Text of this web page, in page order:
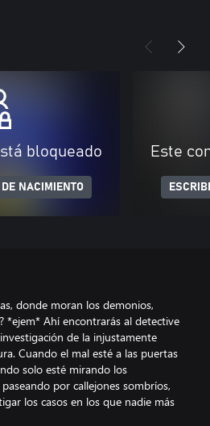
bloqueado
NACIMIENTO
Este
donde moran los demonios,
*ejem* Ahí encontrarás al detective
de la injustamente
Cuando el mal esté a las puertas
solo esté mirando los
por callejones sombríos,
los casos en los que nadie más